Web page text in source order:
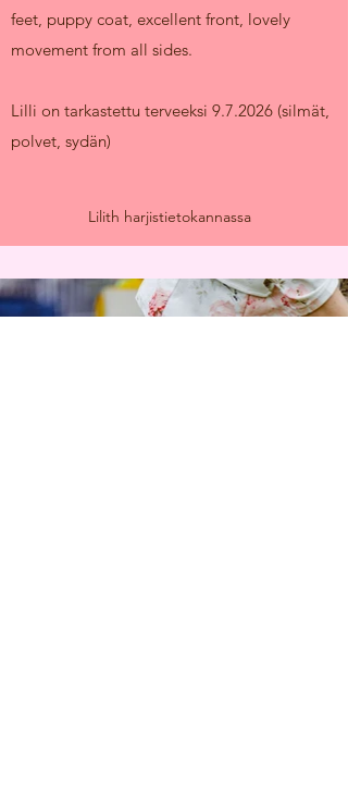
feet, puppy coat, excellent front, lovely
movement from all sides.
Lilli on tarkastettu terveeksi 9.7.2026 (silmät,
polvet, sydän)
Lilith harjistietokannassa